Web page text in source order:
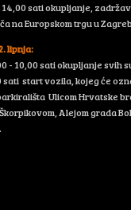
14,00 sati okupljanje,
na Europskom trgu u
lipnja:
- 10,00 sati okupljanje svih
start vozila, kojeg će
Ulicom Hrvatske
Alejom grada